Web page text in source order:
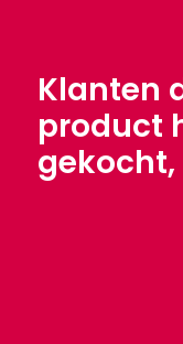
Klanten
product